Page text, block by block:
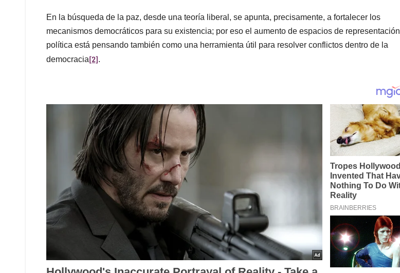
En la búsqueda de la paz, desde una teoría liberal, se apunta, precisamente, a fortalecer los
mecanismos democráticos para su existencia; por eso el aumento de espacios de representación
política está pensando también como una herramienta útil para resolver conflictos dentro de la
democracia[2].